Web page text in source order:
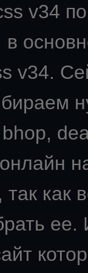
v34
в
v34.
так как
ее.